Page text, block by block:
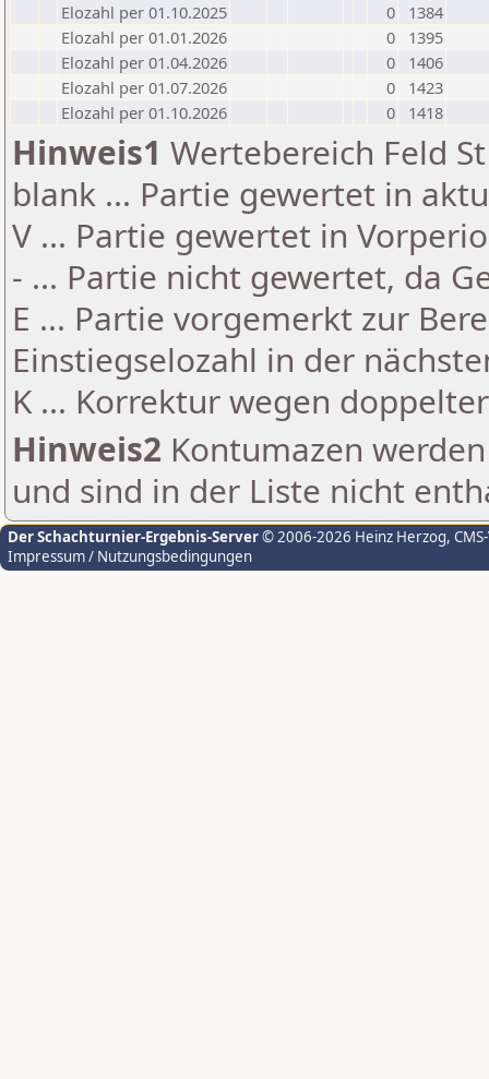
Elozahl per 01.10.2025
0
1384
Elozahl per 01.01.2026
0
1395
Elozahl per 01.04.2026
0
1406
Elozahl per 01.07.2026
0
1423
Elozahl per 01.10.2026
0 1418
Hinweis1 Wertebereich Feld
blank ... Partie gewertet in
V ... Partie gewertet in
- ... Partie nicht gewertet, da
E ... Partie vorgemerkt zur
Einstiegselozahl in der
K ... Korrektur wegen
Hinweis2 Kontumazen
und sind in der Liste nicht
Der Schachturnier-Ergebnis-Server© 2006-2026 Heinz Herzog,
Impressum / Nutzungsbedingungen